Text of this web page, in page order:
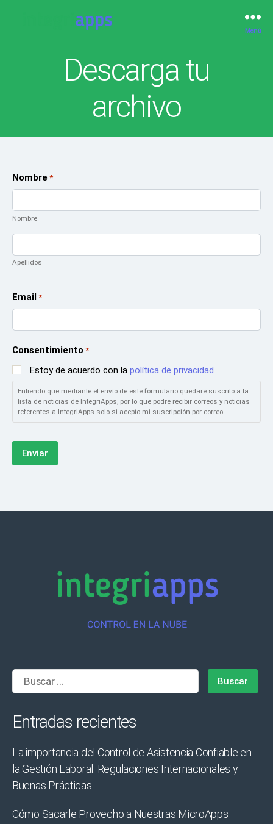
Menú
Descarga tu
archivo
Nombre *
Nombre
Apellidos
Email *
Consentimiento *
Estoy de acuerdo con la política de privacidad
Entiendo que mediante el envío de este formulario quedaré suscrito a la
lista de noticias de IntegriApps, por lo que podré recibir correos y noticias
referentes a IntegriApps solo si acepto mi suscripción por correo.
Buscar:
Entradas recientes
La importancia del Control de Asistencia Confiable en
la Gestión Laboral: Regulaciones Internacionales y
Buenas Prácticas
Cómo Sacarle Provecho a Nuestras MicroApps